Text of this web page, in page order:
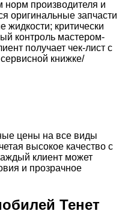
производителя и
оригинальные запчасти
жидкости; критически
контроль мастером-
получает чек-лист с
книжке/
цены на все виды
высокое качество с
клиент может
и прозрачное
Тенет